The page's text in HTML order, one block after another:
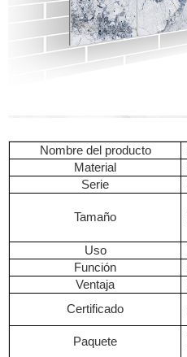
Nombre del producto
Material
Serie
Tamaño
Uso
Función
Ventaja
Certificado
Paquete